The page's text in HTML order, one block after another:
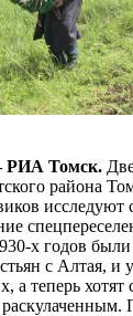
Томск.
района
х годов
с Алтая, и
а теперь